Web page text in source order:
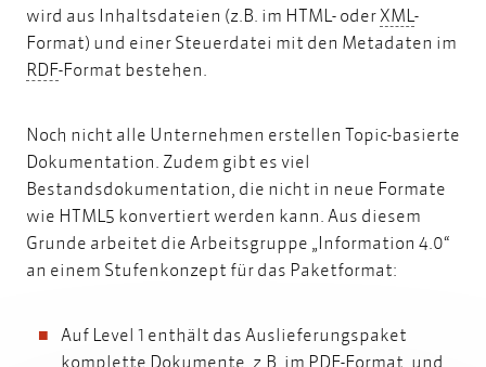
wird aus Inhaltsdateien (z.B. im HTML- oderXML XML
-
Format) und einer Steuerdatei mit den Metadaten im
RDFRDF
-Format bestehen.
Noch nicht alle Unternehmen erstellen Topic-basierte
Dokumentation. Zudem gibt es viel
Bestandsdokumentation, die nicht in neue Formate
wie HTML5 konvertiert werden kann. Aus diesem
Grunde arbeitet die Arbeitsgruppe „Information 4.0“
an einem Stufenkonzept für das Paketformat:
Auf Level 1 enthält das Auslieferungspaket
komplette Dokumente, z.B. im PDF-Format, und